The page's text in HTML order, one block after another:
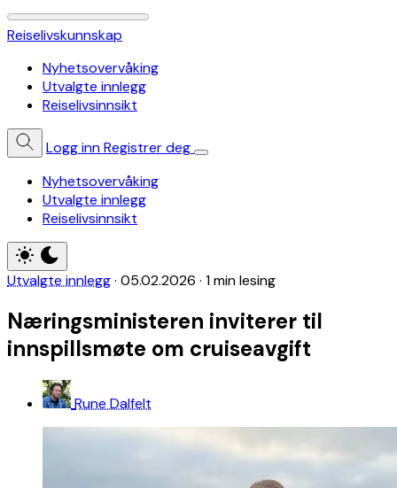
Reiselivskunnskap
Nyhetsovervåking
Utvalgte innlegg
Reiselivsinnsikt
Logg innRegistrer deg
Nyhetsovervåking
Utvalgte innlegg
Reiselivsinnsikt
Utvalgte innlegg· 05.02.2026 · 1 min lesing
Næringsministeren inviterer til
innspillsmøte om cruiseavgift
Rune Dalfelt